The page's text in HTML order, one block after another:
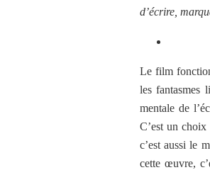
d’écrire,
Le film
les fantasmes
mentale de
C’est un
c’est aussi le
cette œuvre,